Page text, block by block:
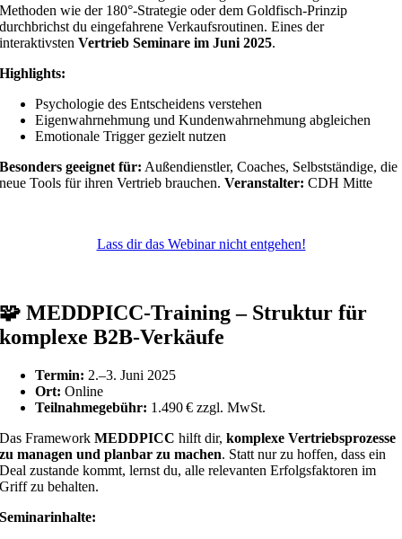
Methoden wie der 180°-Strategie oder dem Goldfisch-Prinzip
durchbrichst du eingefahrene Verkaufsroutinen. Eines der
interaktivstenVertrieb Seminare im Juni 2025.
Highlights:
Psychologie des Entscheidens verstehen
Eigenwahrnehmung und Kundenwahrnehmung abgleichen
Emotionale Trigger gezielt nutzen
Besonders geeignet für: Außendienstler, Coaches, Selbstständige, die
neue Tools für ihren Vertrieb brauchen.Veranstalter: CDH Mitte
Lass dir das Webinar nicht entgehen!
🧩MEDDPICC-Training – Struktur für
komplexe B2B-Verkäufe
Termin: 2.–3. Juni 2025
Ort: Online
Teilnahmegebühr: 1.490 € zzgl. MwSt.
Das FrameworkMEDDPICC hilft dir,komplexe Vertriebsprozesse
zu managen und planbar zu machen. Statt nur zu hoffen, dass ein
Deal zustande kommt, lernst du, alle relevanten Erfolgsfaktoren im
Griff zu behalten.
Seminarinhalte: